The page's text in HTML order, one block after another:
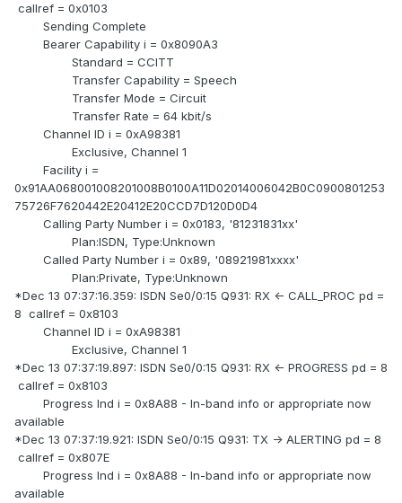
callref = 0x0103
Sending Complete
Bearer Capability i = 0x8090A3
Standard = CCITT
Transfer Capability = Speech
Transfer Mode = Circuit
Transfer Rate = 64 kbit/s
Channel ID i = 0xA98381
Exclusive, Channel 1
Facility i =
0x91AA068001008201008B0100A11D02014006042B0C0900801253
75726F7620442E20412E20CCD7D120D0D4
Calling Party Number i = 0x0183, '81231831xx'
Plan:ISDN, Type:Unknown
Called Party Number i = 0x89, '08921981xxxx'
Plan:Private, Type:Unknown
*Dec 13 07:37:16.359: ISDN Se0/0:15 Q931: RX <- CALL_PROC pd =
8 callref = 0x8103
Channel ID i = 0xA98381
Exclusive, Channel 1
*Dec 13 07:37:19.897: ISDN Se0/0:15 Q931: RX <- PROGRESS pd = 8
callref = 0x8103
Progress Ind i = 0x8A88 - In-band info or appropriate now
available
*Dec 13 07:37:19.921: ISDN Se0/0:15 Q931: TX -> ALERTING pd = 8
callref = 0x807E
Progress Ind i = 0x8A88 - In-band info or appropriate now
available